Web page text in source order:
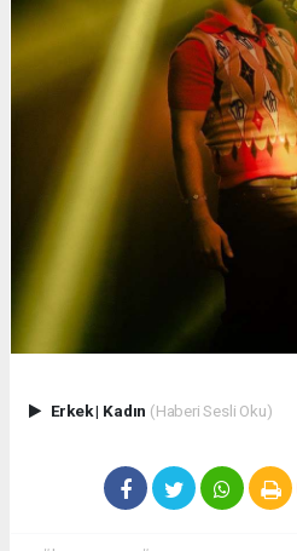
Erkek| Kadın (Haberi Sesli Oku)